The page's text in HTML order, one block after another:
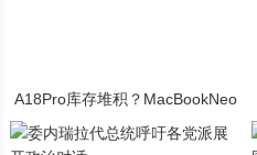
A18Pro库存堆积？MacBookNeo
与PP终极火焰狂潮意外同框